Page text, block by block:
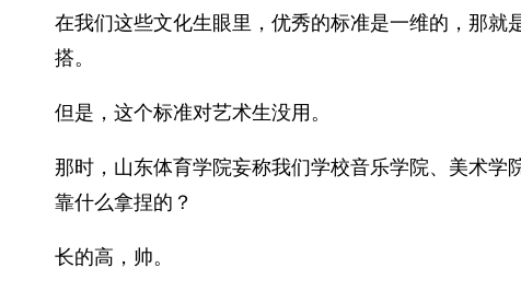
在我们这些文化生眼里，优秀的标准是一维的，那
搭。
但是，这个标准对艺术生没用。
那时，山东体育学院妄称我们学校音乐学院、美术学
靠什么拿捏的？
长的高，帅。